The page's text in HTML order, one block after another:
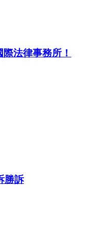
法律事務所！
勝訴